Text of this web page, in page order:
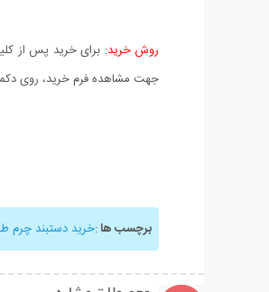
روش خرید: برای خرید پس از
جهت مشاهده فرم خرید، روی
برچسب ها:خرید دستبند چرم